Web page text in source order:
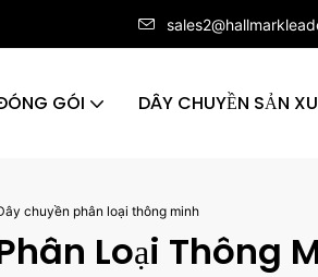
GÓI DÂY CHUYỀN SẢN
chuyền phân loại thông minh
Loại Thông